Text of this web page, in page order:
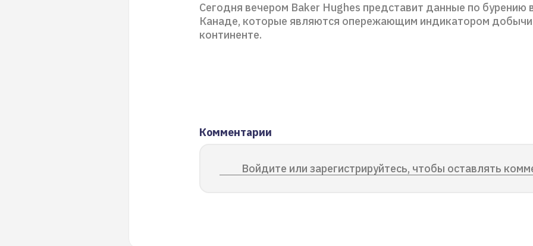
Сегодня вечером Baker Hughes представит данные по бурению
Канаде, которые являются опережающим индикатором
континенте.
Комментарии
Войдите или зарегистрируйтесь, чтобы оставлять